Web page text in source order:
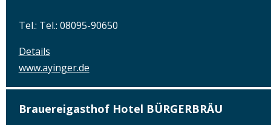
Tel.: Tel.: 08095-90650
Details
www.ayinger.de
Brauereigasthof Hotel BÜRGERBRÄU